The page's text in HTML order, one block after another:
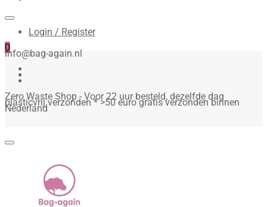
Login / Register
0
info@bag-again.nl
Zero Waste Shop - Voor 22 uur besteld, dezelfde dag
plasticvrij verzonden * >50 euro gratis verzonden binnen
Nederland